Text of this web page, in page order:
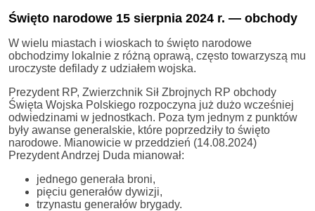
Święto narodowe 15 sierpnia 2024 r. — obchody
W wielu miastach i wioskach to święto narodowe
obchodzimy lokalnie z różną oprawą, często towarzyszą mu
uroczyste defilady z udziałem wojska.
Prezydent RP, Zwierzchnik Sił Zbrojnych RP obchody
Święta Wojska Polskiego rozpoczyna już dużo wcześniej
odwiedzinami w jednostkach. Poza tym jednym z punktów
były awanse generalskie, które poprzedziły to święto
narodowe. Mianowicie w przeddzień (14.08.2024)
Prezydent Andrzej Duda mianował:
jednego generała broni,
pięciu generałów dywizji,
trzynastu generałów brygady.